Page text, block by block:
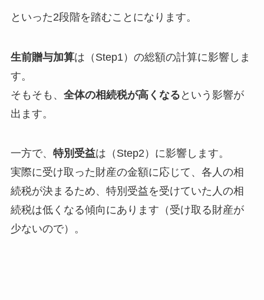
といった2段階を踏むことになります。
生前贈与加算は（Step1）の総額の計算に影響しま
す。
そもそも、 全体の相続税が高くなる という影響が
出ます。
一方で、 特別受益は（Step2）に影響します。
実際に受け取った財産の金額に応じて、各人の相
続税が決まるため、特別受益を受けていた人の相
続税は低くなる傾向にあります（受け取る財産が
少ないので）。